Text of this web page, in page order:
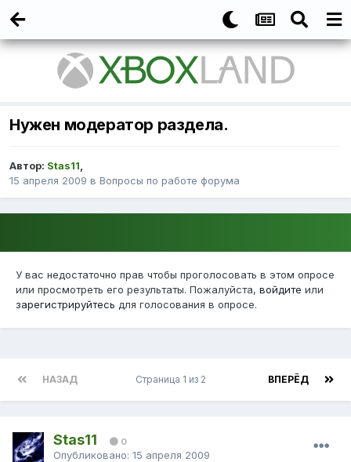
Нужен модератор раздела.
Автор: Stas11,
15 апреля 2009 в Вопросы по работе форума
У вас недостаточно прав чтобы проголосовать в этом опросе
или просмотреть его результаты. Пожалуйста, войдите или
зарегистрируйтесь для голосования в опросе.
НАЗАД ВПЕРЁД
Страница 1 из 2
Stas11 0
Опубликовано: 15 апреля 2009